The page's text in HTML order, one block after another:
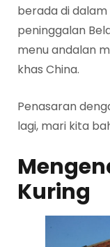
berada di
peninggalan
menu andalan
khas China.
Penasaran
lagi, mari kita
Kuring